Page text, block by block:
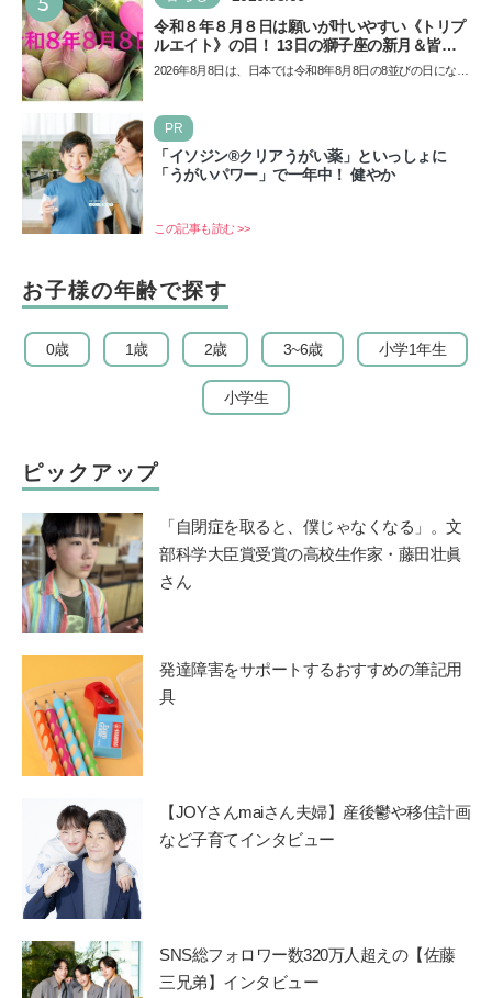
令和８年８月８日は願いが叶いやすい《トリプ
ルエイト》の日！ 13日の獅子座の新月＆皆既
日食の影響にも注目
2026年8月8日は、日本では令和8年8月8日の8並びの日になり
PR
「イソジン®クリアうがい薬」といっしょに
「うがいパワー」で一年中！ 健やか
この記事も読む >>
お子様の年齢で探す
0歳 1歳 2歳 3~6歳 小学1年生
小学生
ピックアップ
「自閉症を取ると、僕じゃなくなる」。文
部科学大臣賞受賞の高校生作家・藤田壮眞
さん
発達障害をサポートするおすすめの筆記用
具
【JOYさんmaiさん夫婦】産後鬱や移住計画
など子育てインタビュー
SNS総フォロワー数320万人超えの【佐藤
三兄弟】インタビュー